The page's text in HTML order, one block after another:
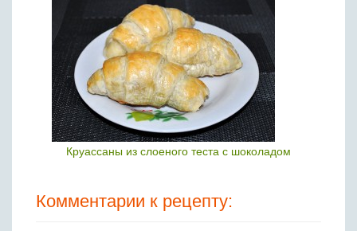
Круассаны из слоеного теста с шоколадом
Комментарии к рецепту: